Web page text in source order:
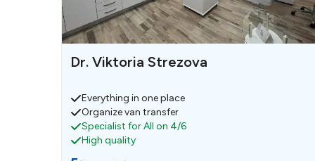
Dr. Viktoria Strezova
Everything in one place
Organize van transfer
Specialist for All on 4/6
High quality